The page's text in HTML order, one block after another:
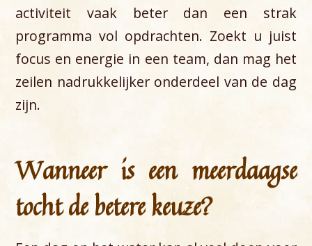
activiteit vaak beter dan een strak
programma vol opdrachten. Zoekt u juist
focus en energie in een team, dan mag het
zeilen nadrukkelijker onderdeel van de dag
zijn.
Wanneer is een meerdaagse
tocht de betere keuze?